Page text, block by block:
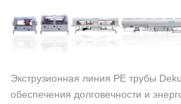
Экструзионная линия PE трубы
обеспечения долговечности и